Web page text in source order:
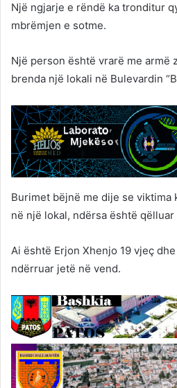
Një ngjarje e rëndë ka tronditur
mbrëmjen e sotme.
Një person është vrarë me armë
brenda një lokali në Bulevardin
Burimet bëjnë me dije se viktima
në një lokal, ndërsa është qëlluar
Ai është Erjon Xhenjo 19 vjeç
ndërruar jetë në vend.